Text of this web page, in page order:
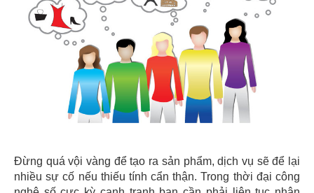
Đừng quá vội vàng để tạo ra sản phẩm, dịch vụ sẽ để lại
nhiều sự cố nếu thiếu tính cẩn thận. Trong thời đại công